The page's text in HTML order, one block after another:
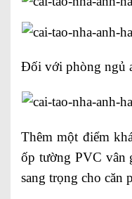
Đối với phòng ngủ
Thêm một điểm
ốp tường PVC vân
sang trọng cho căn